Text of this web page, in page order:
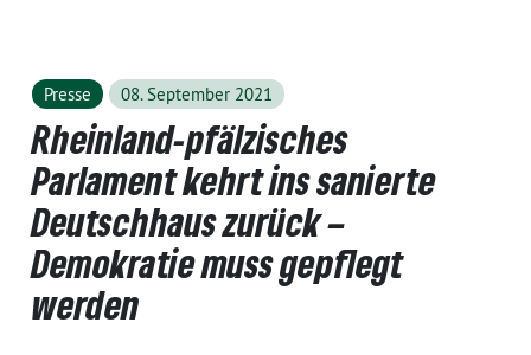
Presse 08. September 2021
Rheinland-pfälzisches
Parlament kehrt ins sanierte
Deutschhaus zurück –
Demokratie muss gepflegt
werden